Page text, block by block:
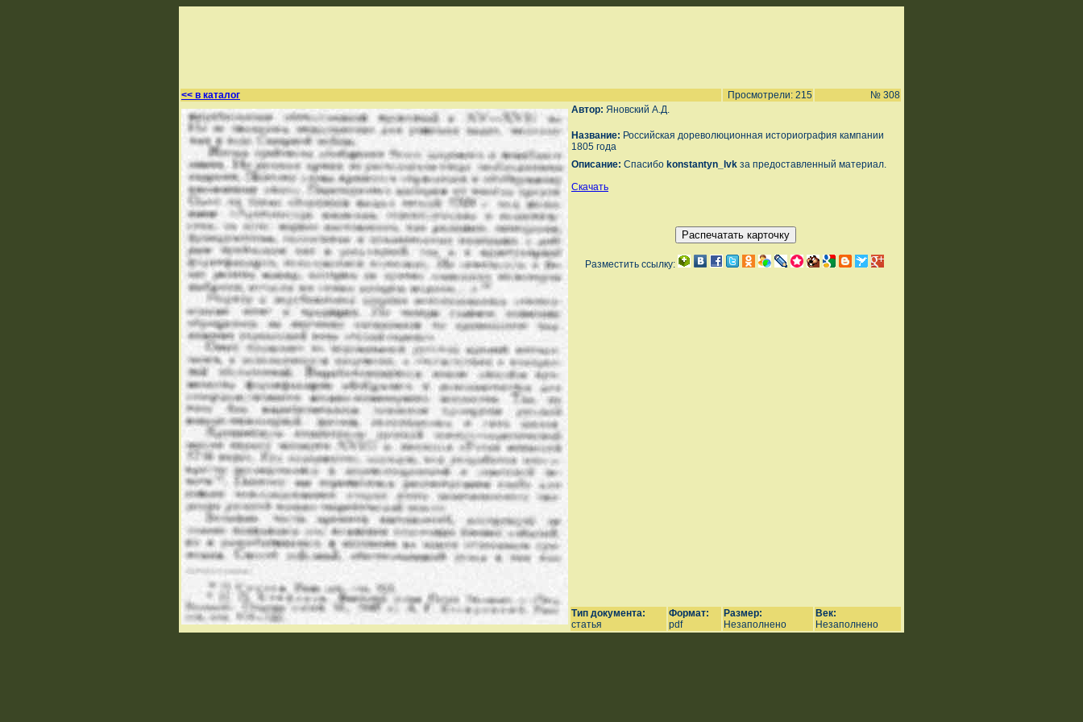
<< в каталог Просмотрели: 215
№ 308
Автор: Яновский А.Д.
Название: Российская дореволюционная историография кампании
1805 года
Описание: Спасибо konstantyn_lvk за предоставленный материал.
Скачать
Разместить ссылку:
Тип документа:
статья
Формат:
pdf
Размер:
Незаполнено
Век:
Незаполнено